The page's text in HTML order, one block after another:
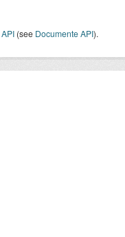
API (see Documente API).